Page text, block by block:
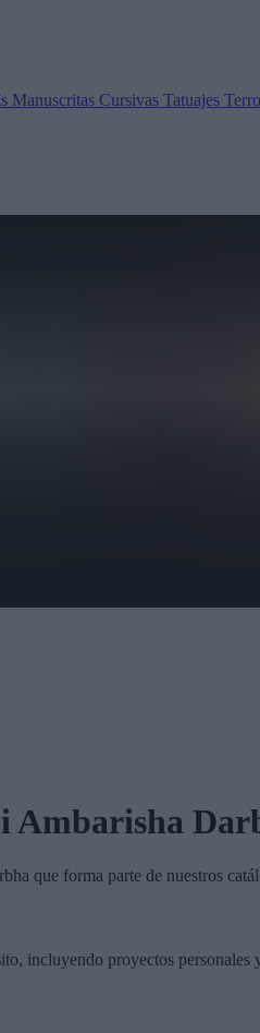
Manuscritas Cursivas Tatuajes
Ambarisha
que forma parte de nuestros
incluyendo proyectos